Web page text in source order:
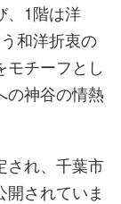
、1階は洋
和洋折衷の
チーフとし
の神谷の情熱
され、千葉市
されていま